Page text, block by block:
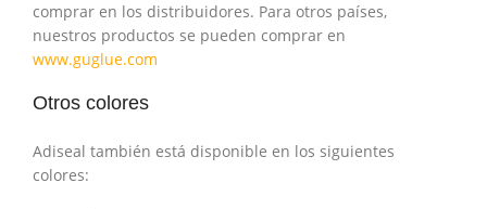
comprar en los distribuidores. Para otros países,
nuestros productos se pueden comprar en
www.guglue.com
Otros colores
Adiseal también está disponible en los siguientes
colores: